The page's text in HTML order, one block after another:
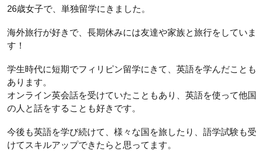
26歳女子で、単独留学にきました。
海外旅行が好きで、長期休みには友達や家族と旅行をしていま
す！
学生時代に短期でフィリピン留学にきて、英語を学んだことも
あります。
オンライン英会話を受けていたこともあり、英語を使って他国
の人と話をすることも好きです。
今後も英語を学び続けて、様々な国を旅したり、語学試験も受
けてスキルアップできたらと思ってます。